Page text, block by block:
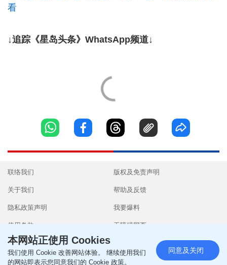
看
↓追踪《星岛头条》WhatsApp频道↓
联络我们
关于我们
隐私政策声明
使用条款
版权及免责声明
帮助及反馈
我要爆料
无障碍网页
本网站正使用 Cookies
我们使用 Cookie 改善网站体验。 继续使用我们
的网站即表示您同意我们的 Cookie 政策。
同意及关闭